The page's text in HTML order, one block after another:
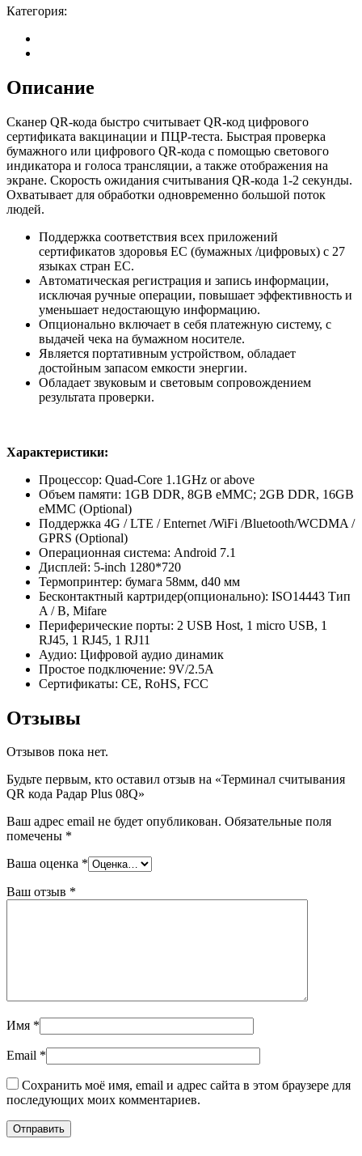
Категория:
Описание
Сканер QR-кода быстро считывает QR-код цифрового
сертификата вакцинации и ПЦР-теста. Быстрая проверка
бумажного или цифрового QR-кода с помощью светового
индикатора и голоса трансляции, а также отображения на
экране. Скорость ожидания считывания QR-кода 1-2 секунды.
Охватывает для обработки одновременно большой поток
людей.
Поддержка соответствия всех приложений
сертификатов здоровья ЕС (бумажных /цифровых) с 27
языках стран ЕС.
Автоматическая регистрация и запись информации,
исключая ручные операции, повышает эффективность и
уменьшает недостающую информацию.
Опционально включает в себя платежную систему, с
выдачей чека на бумажном носителе.
Является портативным устройством, обладает
достойным запасом емкости энергии.
Обладает звуковым и световым сопровождением
результата проверки.
Характеристики:
Процессор: Quad-Core 1.1GHz or above
Объем памяти: 1GB DDR, 8GB eMMC; 2GB DDR, 16GB
eMMC (Optional)
Поддержка 4G / LTE / Enternet /WiFi /Bluetooth/WCDMA /
GPRS (Optional)
Операционная система: Android 7.1
Дисплей: 5-inch 1280*720
Термопринтер: бумага 58мм, d40 мм
Бесконтактный картридер(опционально): ISO14443 Тип
A / B, Mifare
Периферические порты: 2 USB Host, 1 micro USB, 1
RJ45, 1 RJ45, 1 RJ11
Аудио: Цифровой аудио динамик
Простое подключение: 9V/2.5A
Сертификаты: CE, RoHS, FCC
Отзывы
Отзывов пока нет.
Будьте первым, кто оставил отзыв на «Терминал считывания
QR кода Радар Plus 08Q»
Ваш адрес email не будет опубликован. Обязательные поля
помечены *
Ваша оценка *
Ваш отзыв *
Имя *
Email *
Сохранить моё имя, email и адрес сайта в этом браузере для
последующих моих комментариев.